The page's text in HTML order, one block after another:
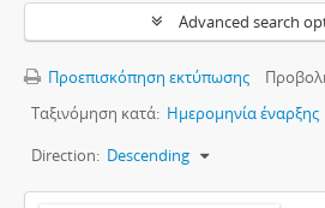
Advanced search
Προεπισκόπηση εκτύπωσης
Ταξινόμηση κατά: Ημερομηνία έναρξης
Direction: Descending